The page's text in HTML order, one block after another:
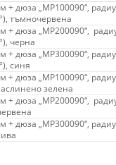
+ дюза „MP100090“,
тъмночервена
+ дюза „MP200090“,
черна
+ дюза „MP300090“,
синя
+ дюза „MP100090“,
зелена
+ дюза „MP200090“,
+ дюза „MP300090“,